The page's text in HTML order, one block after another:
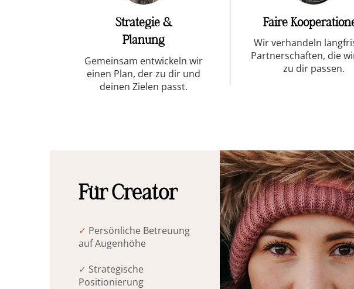
Strategie &
Planung
Gemeinsam entwickeln wir
einen Plan, der zu dir und
deinen Zielen passt.
Faire
Wir verhandeln
Partnerschaften, die
zu dir passen.
Für Creator
✓ Persönliche Betreuung
auf Augenhöhe
✓ Strategische
Positionierung